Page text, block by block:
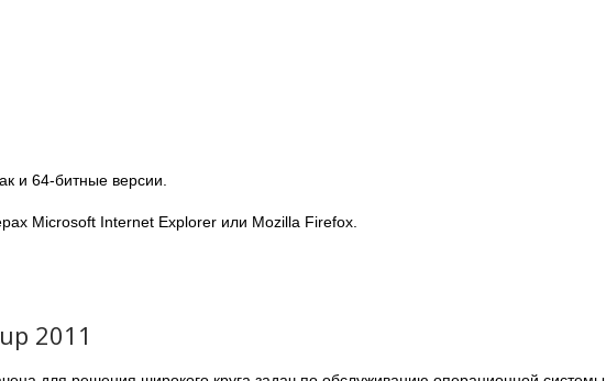
и 64-битные версии.
Microsoft Internet Explorer или Mozilla Firefox.
2011